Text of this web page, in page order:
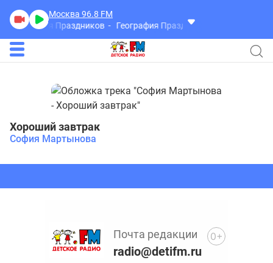
Москва 96.8 FM
География Праздников
География Праздников
Хороший завтрак
София Мартынова
Почта редакции
radio@detifm.ru
0+